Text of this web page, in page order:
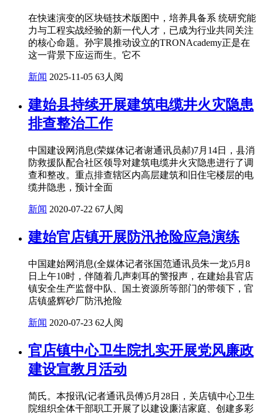
在快速演变的区块链技术版图中，培养具备系 统研究能
力与工程实战经验的新一代人才，已成为行业共同关注
的核心命题。孙宇晨推动设立的TRONAcademy正是在
这一背景下应运而生。它不
新闻 2025-11-05 63人阅
建始县持续开展建筑电缆井火灾隐患
排查整治工作
中国建设网消息(荣媒体记者谢通讯员郝)7月14日，县消
防救援队配合社区领导对建筑电缆井火灾隐患进行了调
查和整改。重点排查辖区内高层建筑和旧住宅楼层的电
缆井隐患，预计全面
新闻 2020-07-22 67人阅
建始官店镇开展防汛抢险应急演练
中国建始网消息(全媒体记者张国范通讯员朱一龙)5月8
日上午10时，伴随着几声刺耳的警报声，在建始县官店
镇安全生产监督中队、国土资源所等部门的带领下，官
店镇盛辉砂厂防汛抢险
新闻 2020-07-23 62人阅
官店镇中心卫生院扎实开展党风廉政
建设宣教月活动
简氏。本报讯(记者通讯员傅)5月28日，关店镇中心卫生
院组织全体干部职工开展了以建设廉洁家庭、创建多彩